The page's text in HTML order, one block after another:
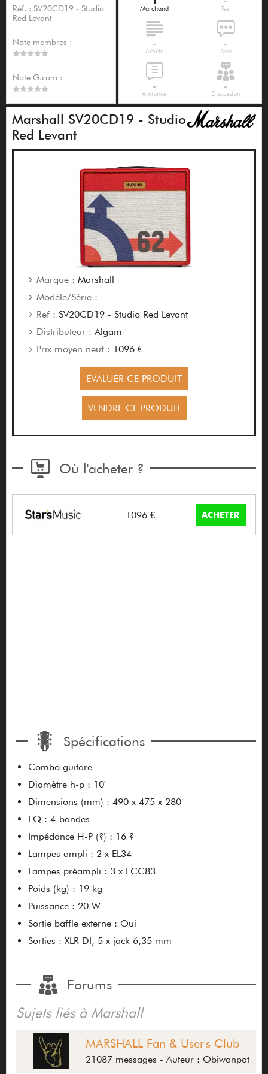
Réf. : SV20CD19 - Studio
Red Levant
Note membres :
Note G.com :
Marchand Test
-
Article
-
Avis
-
Annonce
-
Discussion
Marshall SV20CD19 - Studio
Red Levant
Marque : Marshall
Modèle/Série : -
Ref : SV20CD19 - Studio Red Levant
Distributeur : Algam
Prix moyen neuf : 1096 €
EVALUER CE PRODUIT
VENDRE CE PRODUIT
Où l'acheter ?
1096 € ACHETER
Spécifications
Combo guitare
Diamètre h-p : 10"
Dimensions (mm) : 490 x 475 x 280
EQ : 4-bandes
Impédance H-P (?) : 16 ?
Lampes ampli : 2 x EL34
Lampes préampli : 3 x ECC83
Poids (kg) : 19 kg
Puissance : 20 W
Sortie baffle externe : Oui
Sorties : XLR DI, 5 x jack 6,35 mm
Forums
Sujets liés à Marshall
MARSHALL Fan & User's Club
21087 messages - Auteur : Obiwanpat